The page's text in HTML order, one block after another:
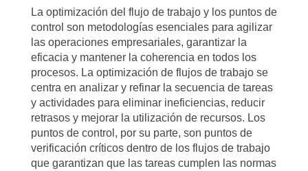
La optimización del flujo de trabajo y los puntos de
control son metodologías esenciales para agilizar
las operaciones empresariales, garantizar la
eficacia y mantener la coherencia en todos los
procesos. La optimización de flujos de trabajo se
centra en analizar y refinar la secuencia de tareas
y actividades para eliminar ineficiencias, reducir
retrasos y mejorar la utilización de recursos. Los
puntos de control, por su parte, son puntos de
verificación críticos dentro de los flujos de trabajo
que garantizan que las tareas cumplen las normas